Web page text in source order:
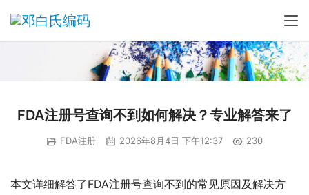
FDA注册号查询不到如何解决？专业解答来了
FDA注册 2026年8月4日 下午12:37 230
本文详细解答了FDA注册号查询不到的常见原因及解决方